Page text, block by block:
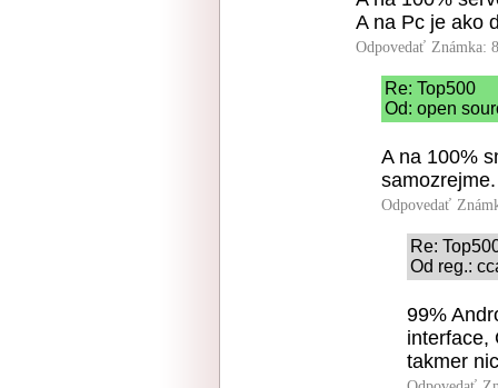
A na Pc je ako
Odpovedať Známka:
Re: Top500
Od: open
A na 100%
samozrejme.
Odpovedať
Re:
Od reg.:
99%
interface,
takmer